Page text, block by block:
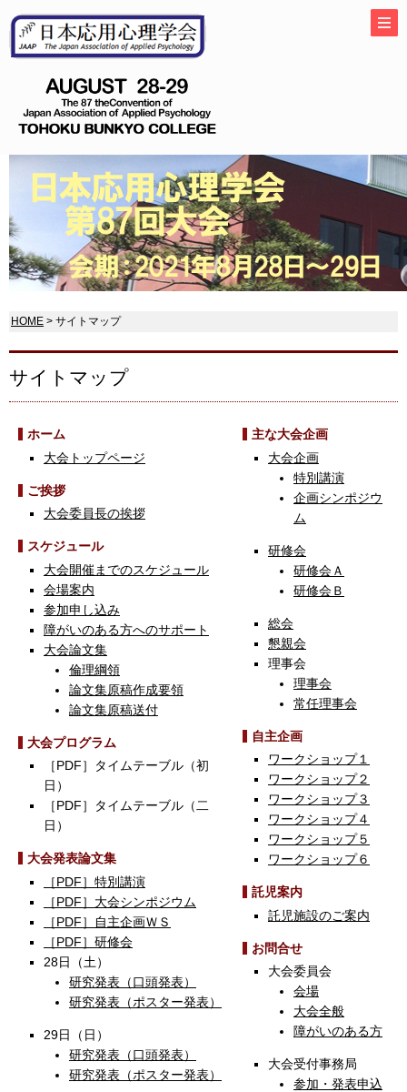
HOME > サイトマップ
サイトマップ
ホーム
大会トップページ
ご挨拶
大会委員長の挨拶
スケジュール
大会開催までのスケジュール
会場案内
参加申し込み
障がいのある方へのサポート
大会論文集
倫理綱領
論文集原稿作成要領
論文集原稿送付
大会プログラム
［PDF］タイムテーブル（初
日）
［PDF］タイムテーブル（二
日）
大会発表論文集
［PDF］特別講演
［PDF］大会シンポジウム
［PDF］自主企画ＷＳ
［PDF］研修会
28日（土）
研究発表（口頭発表）
研究発表（ポスター発表）
29日（日）
研究発表（口頭発表）
研究発表（ポスター発表）
主な大会企画
大会企画
特別講演
企画シンポジウ
ム
研修会
研修会Ａ
研修会Ｂ
総会
懇親会
理事会
理事会
常任理事会
自主企画
ワークショップ１
ワークショップ２
ワークショップ３
ワークショップ４
ワークショップ５
ワークショップ６
託児案内
託児施設のご案内
お問合せ
大会委員会
会場
大会全般
障がいのある方
大会受付事務局
参加・発表申込